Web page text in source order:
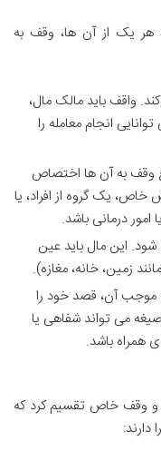
هر یک از آن ها، وقف به
واقف باید مالک مال،
انجام معامله را
وقف به آن ها اختصاص
یک گروه از افراد، یا
امور درمانی باشد.
این مال باید عین
زمین، خانه، مغازه).
موجب آن، قصد خود را
می تواند شفاهی یا
همراه باشد.
و وقف خاص تقسیم کرد که